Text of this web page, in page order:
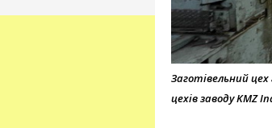
Заготівельний
цехів заводу KMZ